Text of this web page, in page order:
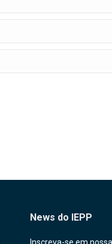
News do IEPP